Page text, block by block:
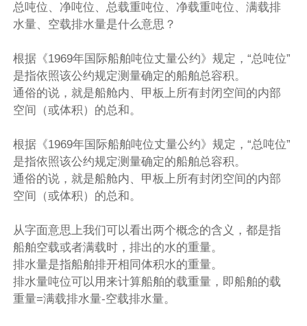
总吨位、净吨位、总载重吨位、净载重吨位、满载排
水量、空载排水量是什么意思？
根据《1969年国际船舶吨位丈量公约》规定，“总吨位”
是指依照该公约规定测量确定的船舶总容积。
通俗的说，就是船舱内、甲板上所有封闭空间的内部
空间（或体积）的总和。
根据《1969年国际船舶吨位丈量公约》规定，“总吨位”
是指依照该公约规定测量确定的船舶总容积。
通俗的说，就是船舱内、甲板上所有封闭空间的内部
空间（或体积）的总和。
从字面意思上我们可以看出两个概念的含义，都是指
船舶空载或者满载时，排出的水的重量。
排水量是指船舶排开相同体积水的重量。
排水量吨位可以用来计算船舶的载重量，即船舶的载
重量=满载排水量-空载排水量。